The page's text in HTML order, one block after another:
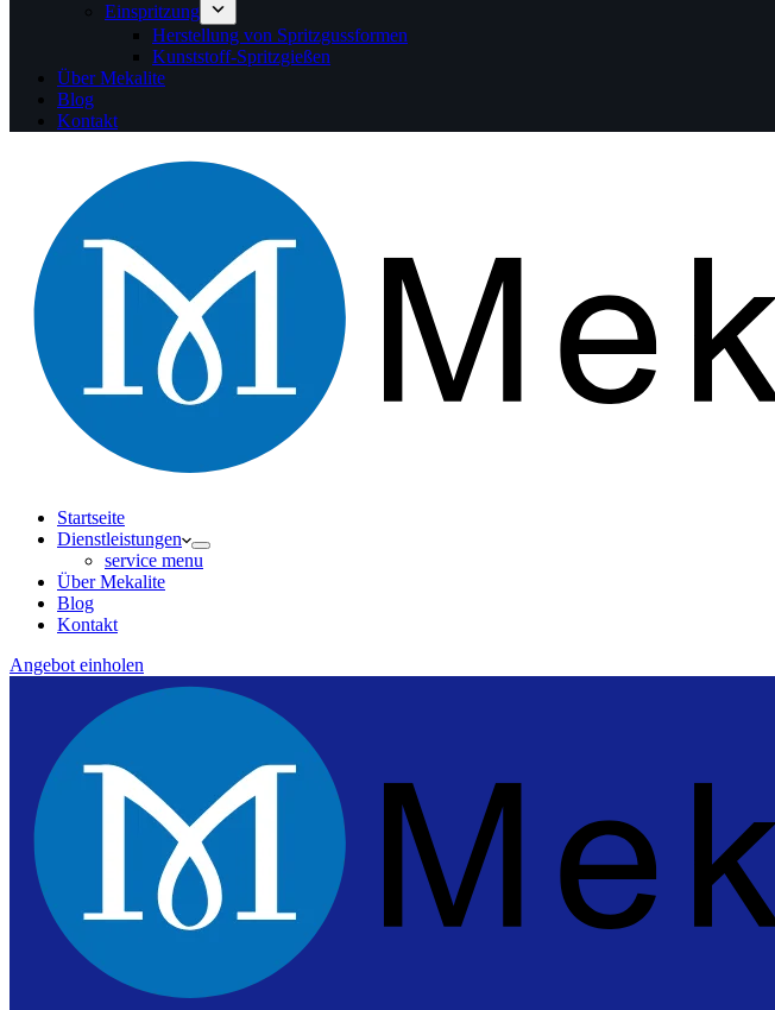
Einspritzung
Herstellung von Spritzgussformen
Kunststoff-Spritzgießen
Über Mekalite
Blog
Kontakt
Startseite
Dienstleistungen
service menu
Über Mekalite
Blog
Kontakt
Angebot einholen